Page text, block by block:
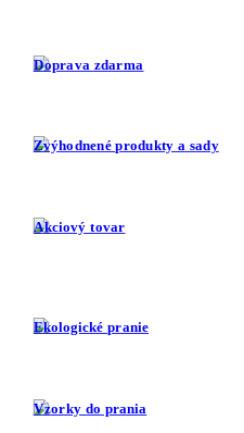
Doprava zdarma
Zvýhodnené produkty a sady
Akciový tovar
Ekologické pranie
Vzorky do prania